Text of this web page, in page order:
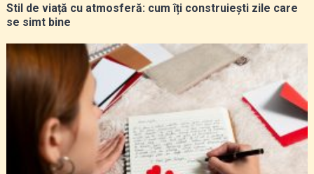
Stil de viață cu atmosferă: cum îți construiești zile care
se simt bine